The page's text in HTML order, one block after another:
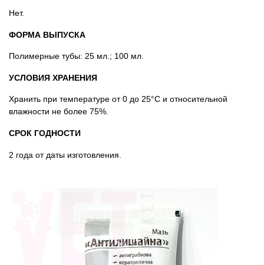
Нет.
ФОРМА ВЫПУСКА
Полимерные тубы: 25 мл.; 100 мл.
УСЛОВИЯ ХРАНЕНИЯ
Хранить при температуре от 0 до 25°С и относительной
влажности не более 75%.
СРОК ГОДНОСТИ
2 года от даты изготовления.